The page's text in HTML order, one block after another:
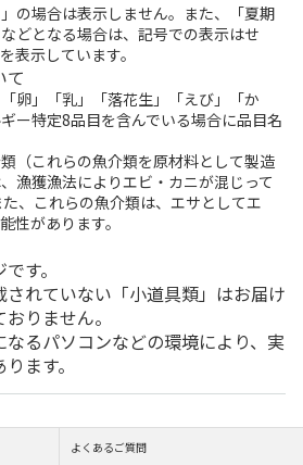
の場合は表示しません。また、「夏期
どとなる場合は、記号での表示はせ
表示しています。
て
卵」「乳」「落花生」「えび」「か
ー特定8品目を含んでいる場合に品目名
（これらの魚介類を原材料として製造
漁獲漁法によりエビ・カニが混じって
、これらの魚介類は、エサとしてエ
性があります。
す。
れていない「小道具類」はお届け
りません。
るパソコンなどの環境により、実
ます。
よくあるご質問